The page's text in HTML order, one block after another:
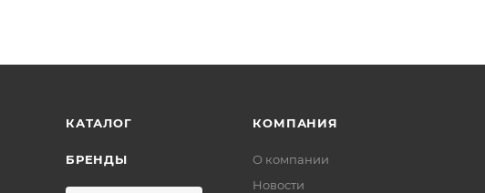
КАТАЛОГ
БРЕНДЫ
КОМПАНИЯ
О компании
Новости